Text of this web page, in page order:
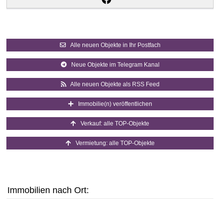
Alle neuen Objekte in Ihr Postfach
Neue Objekte im Telegram Kanal
Alle neuen Objekte als RSS Feed
Immobilie(n) veröffentlichen
Verkauf: alle TOP-Objekte
Vermietung: alle TOP-Objekte
Immobilien nach Ort: